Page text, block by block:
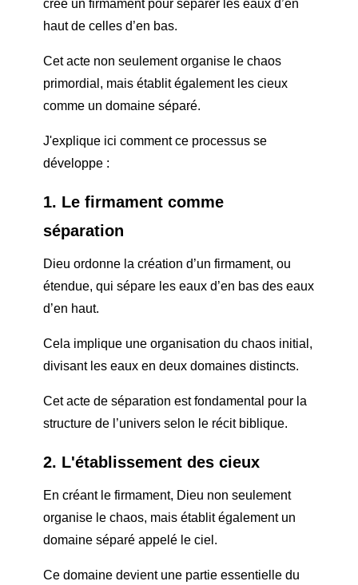
crée un firmament pour séparer les eaux d’en
haut de celles d’en bas.
Cet acte non seulement organise le chaos
primordial, mais établit également les cieux
comme un domaine séparé.
J'explique ici comment ce processus se
développe :
1. Le firmament comme
séparation
Dieu ordonne la création d’un firmament, ou
étendue, qui sépare les eaux d’en bas des eaux
d’en haut.
Cela implique une organisation du chaos initial,
divisant les eaux en deux domaines distincts.
Cet acte de séparation est fondamental pour la
structure de l’univers selon le récit biblique.
2. L'établissement des cieux
En créant le firmament, Dieu non seulement
organise le chaos, mais établit également un
domaine séparé appelé le ciel.
Ce domaine devient une partie essentielle du